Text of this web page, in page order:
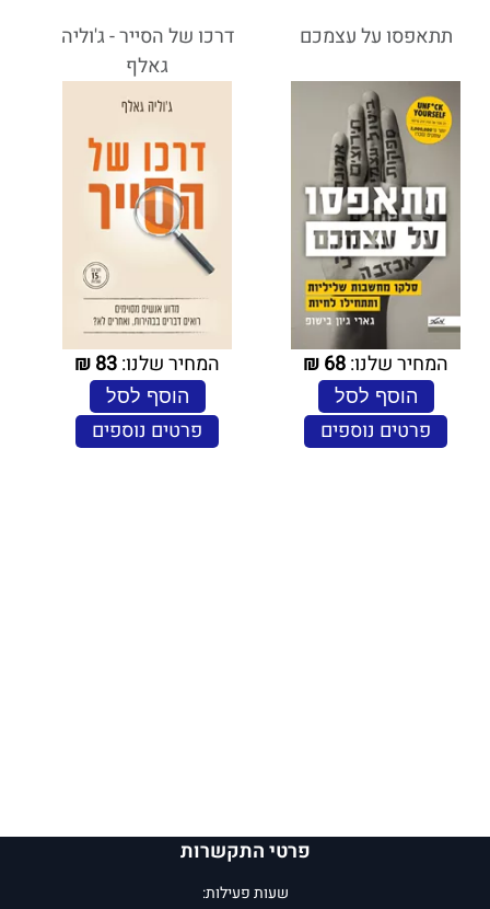
תתאפסו על עצמכם
המחיר שלנו:68
₪
הוסף לסל
פרטים נוספים
דרכו של הסייר - ג'וליה
גאלף
המחיר שלנו:83
₪
הוסף לסל
פרטים נוספים
פרטי התקשרות
שעות פעילות: